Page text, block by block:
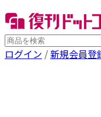
ログイン /新規会員登